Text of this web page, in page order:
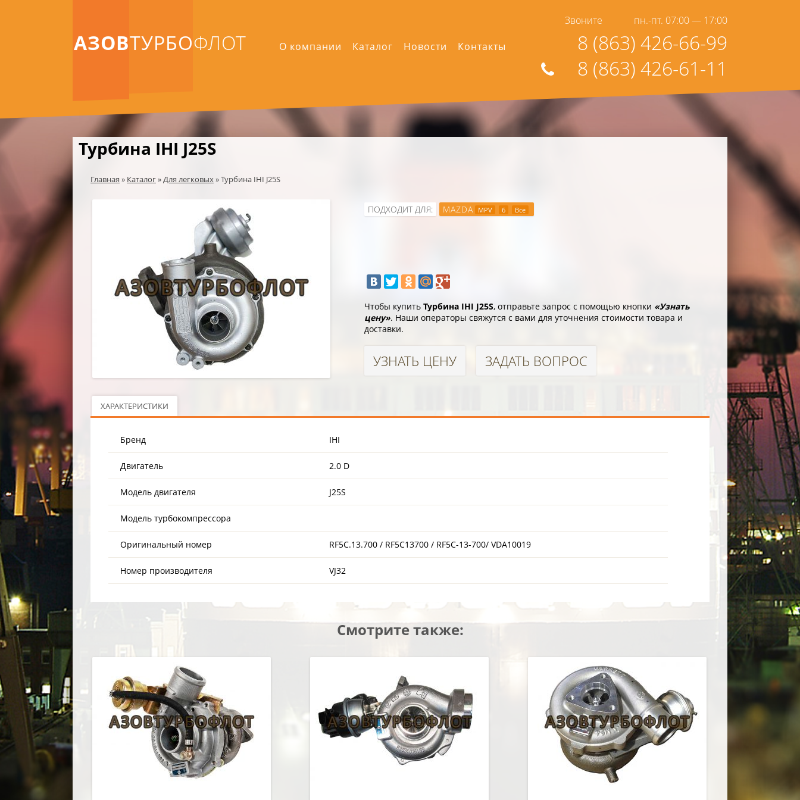
АЗОВТУРБОФЛОТ
Звоните пн.-пт. 07:00 — 17:00
8 (863) 426-66-99
8 (863) 426-61-11
Контакты
Новости
Каталог
О компании
Турбина IHI J25S
Главная » Каталог»Для легковых»Турбина IHI J25S
ПОДХОДИТ ДЛЯ: MAZDA MPV 6 Все
Чтобы купить Турбина IHI J25S, отправьте запрос с помощью кнопки «Узнать
цену». Наши операторы свяжутся с вами для уточнения стоимости товара и
доставки.
УЗНАТЬ ЦЕНУ ЗАДАТЬ ВОПРОС
ХАРАКТЕРИСТИКИ
Бренд IHI
Двигатель 2.0 D
Модель двигателя J25S
Модель турбокомпрессора
Оригинальный номер RF5C.13.700 / RF5C13700 / RF5C-13-700/ VDA10019
Номер производителя VJ32
Смотрите также: